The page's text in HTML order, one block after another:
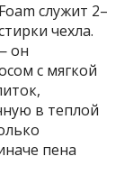
служит 2–
чехла.
он
с мягкой
в теплой
пена